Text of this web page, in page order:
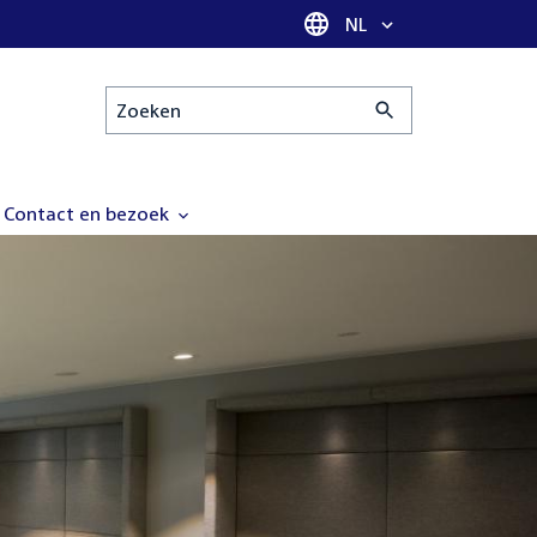
Taal selectie
NL
Zoeken
Contact en bezoek